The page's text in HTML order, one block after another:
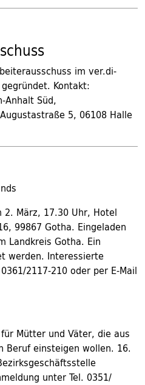
im ver.di-
Kontakt:
Anhalt Süd,
5, 06108 Halle
März, 17.30 Uhr, Hotel
99867 Gotha. Eingeladen
Landkreis Gotha. Ein
werden. Interessierte
2117-210 oder per E-Mail
Mütter und Väter, die aus
einsteigen wollen. 16.
unter Tel. 0351/